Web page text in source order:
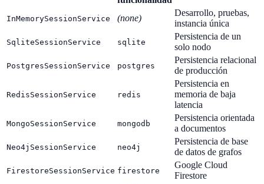
InMemorySessionService (none)
Desarrollo, pruebas,
instancia única
SqliteSessionService sqlite
Persistencia de un
solo nodo
PostgresSessionService postgres
Persistencia relacional
de producción
RedisSessionService redis
Persistencia en
memoria de baja
latencia
MongoSessionService mongodb
Persistencia orientada
a documentos
Neo4jSessionService neo4j
Persistencia de base
de datos de grafos
FirestoreSessionService firestore
Google Cloud
Firestore